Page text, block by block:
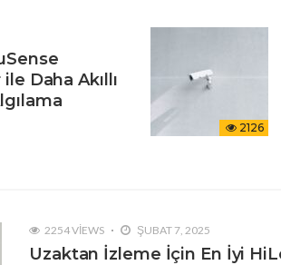
Daha Akıllı
2126
2254 VIEWS ŞUBAT 7, 2025
Uzaktan İzleme İçin En İyi